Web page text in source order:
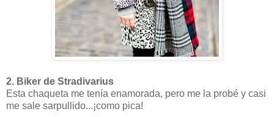
2. Biker de Stradivarius
Esta chaqueta me tenía enamorada, pero me la probé y casi
me sale sarpullido...¡como pica!